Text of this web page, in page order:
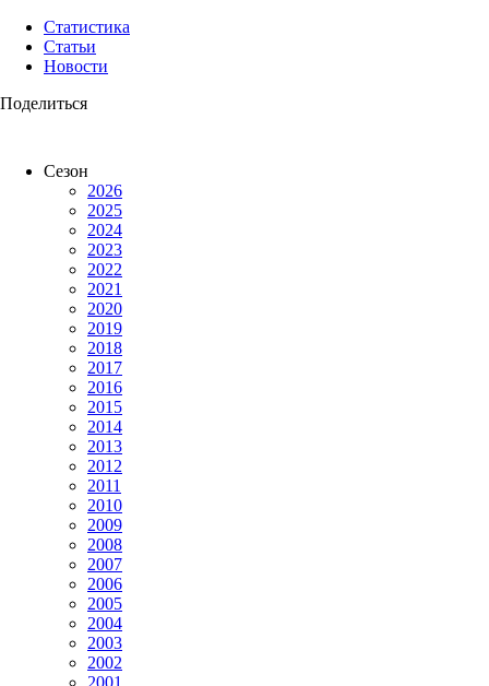
Статистика
Статьи
Новости
Поделиться
Сезон
2026
Турнир
Все турниры
Матчи
Все
Нет матчей
Статьи
Фото
Видео